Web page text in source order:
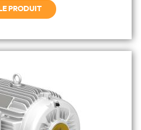
PRODUIT